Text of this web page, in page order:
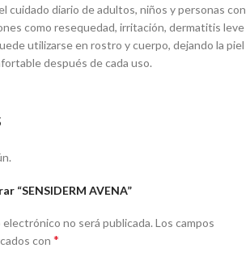
cuidado diario de adultos, niños y personas con
como resequedad, irritación, dermatitis leve
utilizarse en rostro y cuerpo, dejando la piel
después de cada uso.
“SENSIDERM AVENA”
no será publicada.Los campos
con *